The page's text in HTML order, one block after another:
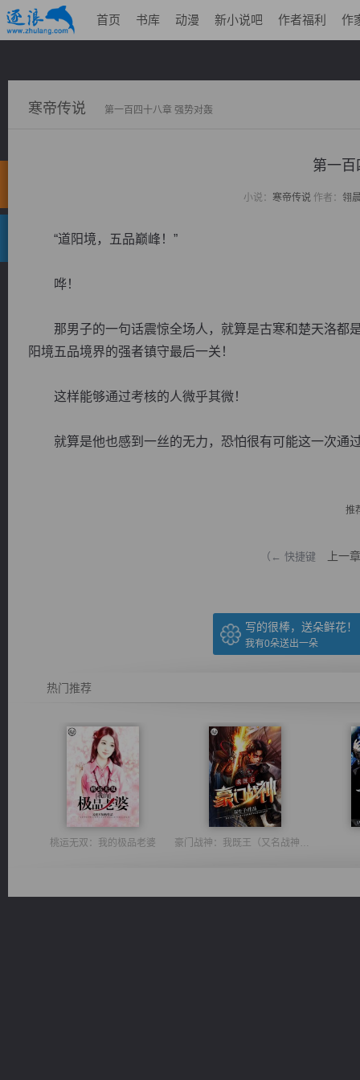
首页 书库 动漫 新小说吧 作者福利 作
寒帝传说 第一百四十八章 强势对轰
第一百
小说： 寒帝传说作者： 翎
“道阳境，五品巅峰！”
哗！
那男子的一句话震惊全场人，就算是古寒和楚天洛都
阳境五品境界的强者镇守最后一关！
这样能够通过考核的人微乎其微！
就算是他也感到一丝的无力，恐怕很有可能这一次通
推
（← 快捷键 上一章
写的很棒，送朵鲜花！
我有0朵送出一朵
热门推荐
桃运无双：我的极品老婆 豪门战神：我既王（又名战神归来不败神婿修罗战神）